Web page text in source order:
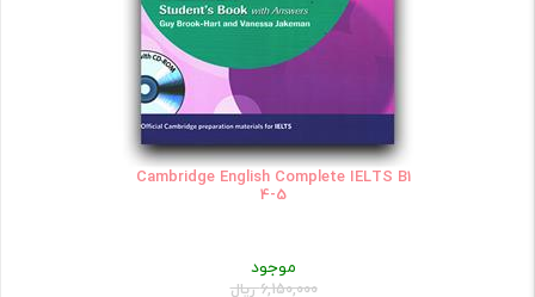
Cambridge English Complete IELTS B1
4-5
موجود
6,150,000 ریال